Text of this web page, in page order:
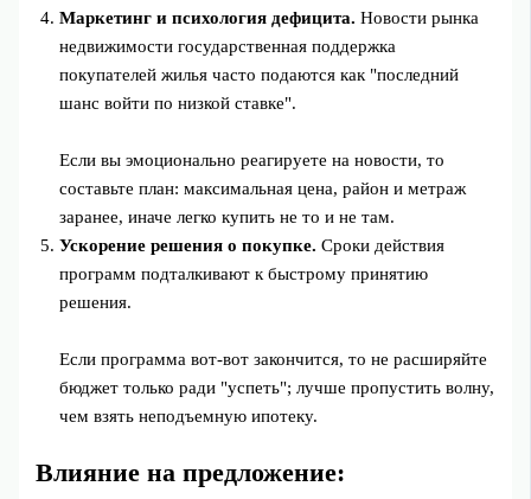
Маркетинг и психология дефицита. Новости рынка
недвижимости государственная поддержка
покупателей жилья часто подаются как "последний
шанс войти по низкой ставке".
Если вы эмоционально реагируете на новости, то
составьте план: максимальная цена, район и метраж
заранее, иначе легко купить не то и не там.
Ускорение решения о покупке. Сроки действия
программ подталкивают к быстрому принятию
решения.
Если программа вот-вот закончится, то не расширяйте
бюджет только ради "успеть"; лучше пропустить волну,
чем взять неподъемную ипотеку.
Влияние на предложение: